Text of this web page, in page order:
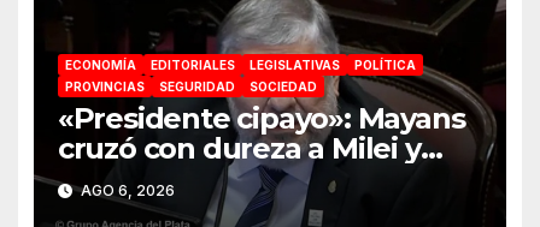
ECONOMÍA EDITORIALES LEGISLATIVAS
POLÍTICA
PROVINCIAS
SEGURIDAD SOCIEDAD
«Presidente cipayo»: Mayans
cruzó con dureza a Milei y
advirtió sobre un juicio
político por traición a la Patria
AGO 6, 2026